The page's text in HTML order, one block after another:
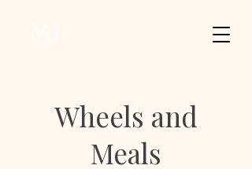
Wheels and
Meals